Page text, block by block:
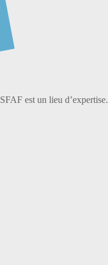
est un lieu d’expertise.